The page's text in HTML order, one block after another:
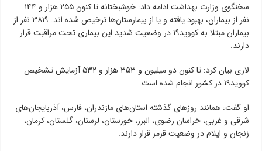
سخنگوی وزارت بهداشت ادامه داد: خوشبختانه تا کنون ۲۵۵ هزار و ۱۴۴
نفر از بیماران، بهبود یافته و یا از بیمارستان‌ها ترخیص شده اند. ۳۸۱۹ نفر از
بیماران مبتلا به کووید۱۹ در وضعیت شدید این بیماری تحت مراقبت قرار
دارند.
لاری بیان کرد: تا کنون دو میلیون و ۳۵۳ هزار و ۵۳۲ آزمایش تشخیص
کووید۱۹ در کشور انجام شده است.
او گفت: همانند روز‌های گذشته استان‌های مازندران، فارس، آذربایجان‌های
شرقی و غربی، خراسان رضوی، البرز، خوزستان، لرستان، گلستان، کرمان،
زنجان و ایلام در وضعیت قرمز قرار دارند.